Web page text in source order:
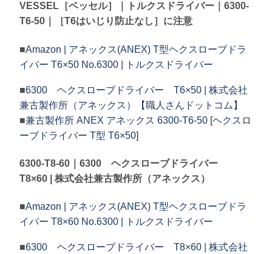
VESSEL［ベッセル］｜トルクスドライバー｜6300-
T6-50｜［T6はいじり防止なし］に注意
■Amazon | アネックス(ANEX) T型ヘクスローブドラ
イバー T6×50 No.6300 | トルクスドライバー
■6300 ヘクスローブドライバー T6×50 | 株式会社
兼古製作所（アネックス）【職人さんドットコム】
■兼古製作所 ANEX アネックス 6300-T6-50 [ヘクスロ
ーブドライバー T型 T6×50]
6300-T8-60｜6300 ヘクスローブドライバー
T8×60 | 株式会社兼古製作所（アネックス）
■Amazon | アネックス(ANEX) T型ヘクスローブドラ
イバー T8×60 No.6300 | トルクスドライバー
■6300 ヘクスローブドライバー T8×60 | 株式会社